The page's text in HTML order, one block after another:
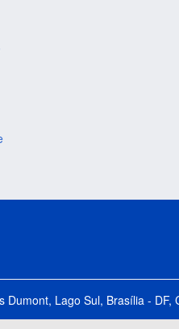
Lago Sul, Brasília -